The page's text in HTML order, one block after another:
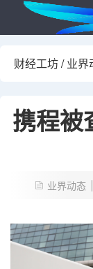
财经工坊/业界
携程被
业界动态